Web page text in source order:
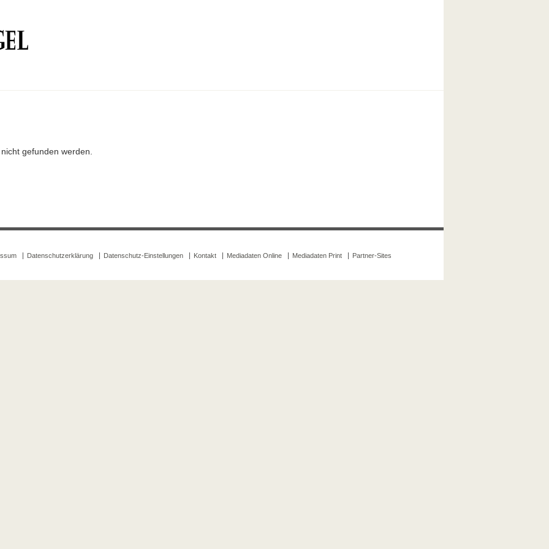
gefunden werden.
Datenschutzerklärung Datenschutz-Einstellungen Kontakt Mediadaten Online Mediadaten Print Partner-Sites